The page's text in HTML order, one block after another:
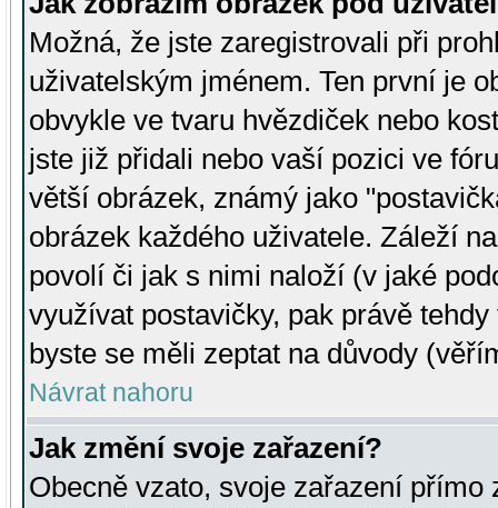
Možná, že jste zaregistrovali při
uživatelským jménem. Ten první je
obvykle ve tvaru hvězdiček nebo
jste již přidali nebo vaší pozici ve
větší obrázek, známý jako
obrázek každého uživatele. Záleží
povolí či jak s nimi naloží (v jaké
využívat postavičky, pak právě
byste se měli zeptat na důvody
Návrat nahoru
Jak změní svoje zařazení?
Obecně vzato, svoje zařazení přímo